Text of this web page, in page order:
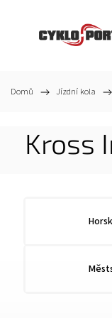
Domů / Jízdní kola /
Kross